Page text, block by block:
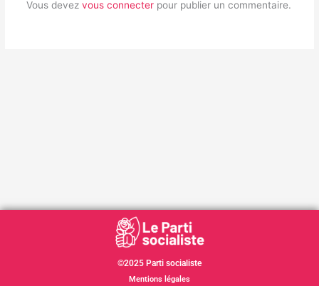
Vous devez vous connecterpour publier un commentaire.
©2025 Parti socialiste
Mentions légales